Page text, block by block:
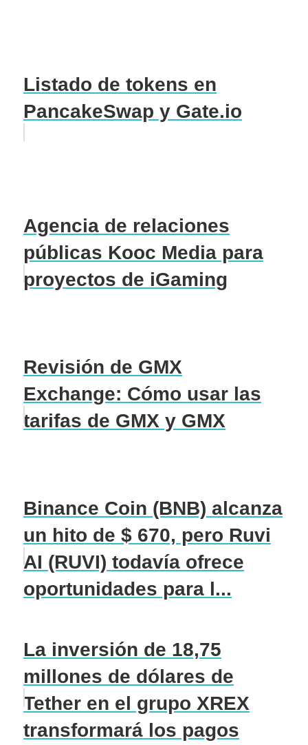
Listado de tokens en
PancakeSwap y Gate.io
Agencia de relaciones
públicas Kooc Media para
proyectos de iGaming
Revisión de GMX
Exchange: Cómo usar las
tarifas de GMX y GMX
Binance Coin (BNB) alcanza
un hito de $ 670, pero Ruvi
AI (RUVI) todavía ofrece
oportunidades para l...
La inversión de 18,75
millones de dólares de
Tether en el grupo XREX
transformará los pagos